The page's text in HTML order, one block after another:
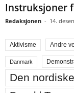
Instruksjoner
Redaksjonen - 14.
Aktivisme Andre
Danmark
Den